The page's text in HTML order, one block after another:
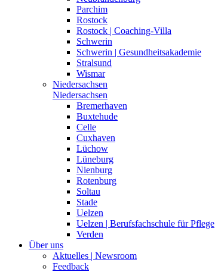
Parchim
Rostock
Rostock | Coaching-Villa
Schwerin
Schwerin | Gesundheitsakademie
Stralsund
Wismar
Niedersachsen
Niedersachsen
Bremerhaven
Buxtehude
Celle
Cuxhaven
Lüchow
Lüneburg
Nienburg
Rotenburg
Soltau
Stade
Uelzen
Uelzen | Berufsfachschule für Pflege
Verden
Über uns
Aktuelles | Newsroom
Feedback